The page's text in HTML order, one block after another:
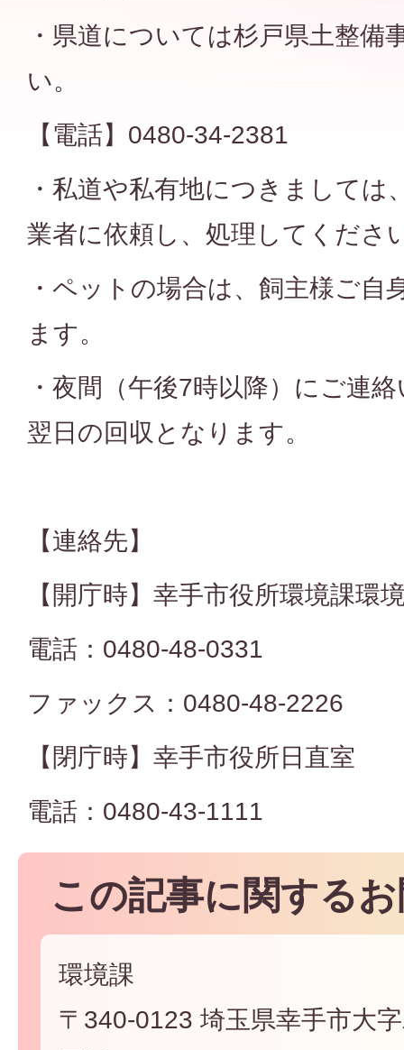
・県道については杉戸県土整備
い。
【電話】0480-34-2381
・私道や私有地につきましては
業者に依頼し、処理してくださ
・ペットの場合は、飼主様ご自
ます。
・夜間（午後7時以降）にご連
翌日の回収となります。
【連絡先】
【開庁時】幸手市役所環境課環
電話：0480-48-0331
ファックス：0480-48-2226
【閉庁時】幸手市役所日直室
電話：0480-43-1111
この記事に関する
環境課
〒340-0123 埼玉県幸手市大